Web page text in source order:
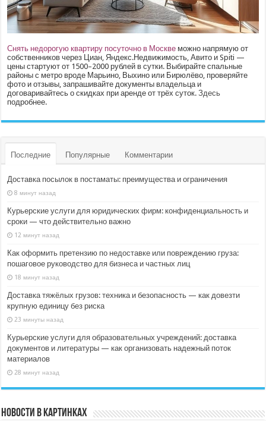
Снять недорогую квартиру посуточно в Москве можно напрямую от
собственников через Циан, Яндекс.Недвижимость, Авито и Spiti —
цены стартуют от 1500–2000 рублей в сутки. Выбирайте спальные
районы с метро вроде Марьино, Выхино или Бирюлёво, проверяйте
фото и отзывы, запрашивайте документы владельца и
договаривайтесь о скидках при аренде от трёх суток.Здесь
подробнее.
Последние Популярные Комментарии
Доставка посылок в постаматы: преимущества и ограничения
8 минут назад
Курьерские услуги для юридических фирм: конфиденциальность и
сроки — что действительно важно
12 минут назад
Как оформить претензию по недоставке или повреждению груза:
пошаговое руководство для бизнеса и частных лиц
18 минут назад
Доставка тяжёлых грузов: техника и безопасность — как довезти
крупную единицу без риска
23 минуты назад
Курьерские услуги для образовательных учреждений: доставка
документов и литературы — как организовать надежный поток
материалов
28 минут назад
Новости в картинках